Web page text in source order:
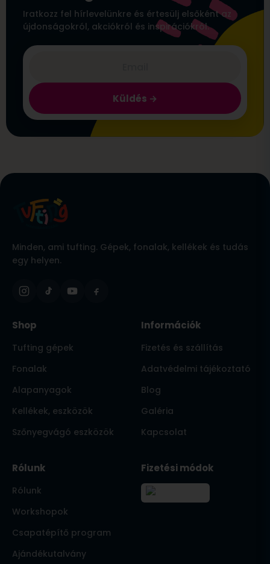
Iratkozz fel hírlevelünkre és értesülj elsőként az
újdonságokról, akciókról és inspirációkról.
Küldés
Minden, ami tufting. Gépek, fonalak, kellékek és tudás
egy helyen.
Shop
Tufting gépek
Fonalak
Alapanyagok
Kellékek, eszközök
Szőnyegvágó eszközök
Információk
Fizetés és szállítás
Adatvédelmi tájékoztató
Blog
Galéria
Kapcsolat
Rólunk
Rólunk
Workshopok
Csapatépítő program
Ajándékutalvány
Fizetési módok